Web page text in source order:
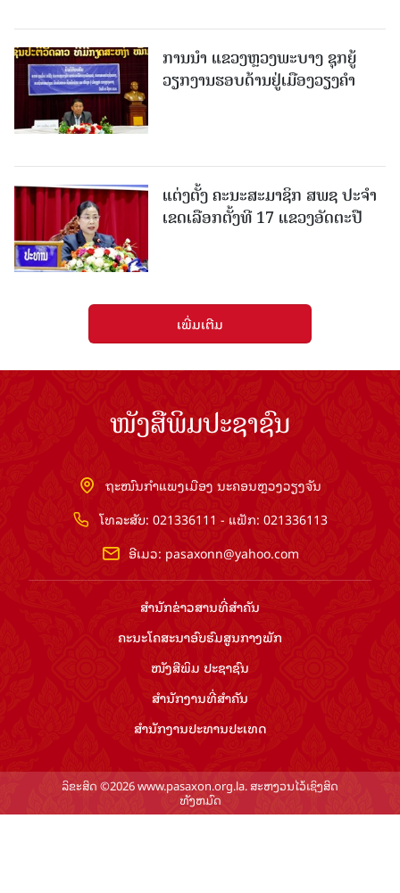
ການນຳ ແຂວງຫຼວງພະບາງ ຊຸກຍູ້
ວຽກງານຮອບດ້ານຢູ່ເມືອງວຽງຄໍາ
ແຕ່ງຕັ້ງ ຄະນະສະມາຊິກ ສພຊ ປະຈຳ
ເຂດເລືອກຕັ້ງທີ 17 ແຂວງອັດຕະປື
ເພີ່ມເຕີມ
ໜັງສືພິມປະຊາຊົນ
ຖະໜົນກຳແພງເມືອງ ນະຄອນຫຼວງວຽງຈັນ
ໂທລະສັບ: 021336111 - ແຟັກ: 021336113
ອີເມວ: pasaxonn@yahoo.com
ສຳ​ນັກ​ຂ່າວ​ສານ​ທີ່​ສຳ​ຄັນ​
ຄະນະໂຄສະນາອົບຮົມ​ສູນ​ກາງ​ພັກ
ໜັງສືພິມ ປະ​ຊາ​ຊົນ
ສຳ​ນັກ​ງານ​ທີ່​ສຳ​ຄັນ
ສຳ​ນັກ​ງານ​ປະ​ທານ​ປະ​ເທດ
ລິຂະສິດ ©2026 www.pasaxon.org.la. ສະຫງວນໄວ້ເຊິງສິດ
ທັງຫມົດ